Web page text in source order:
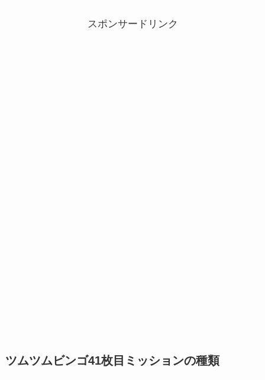
スポンサードリンク
ツムツムビンゴ41枚目ミッションの種類